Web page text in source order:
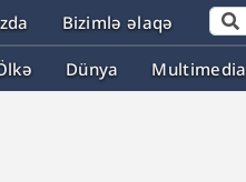
Bizimlə əlaqə
Dünya Multimedia